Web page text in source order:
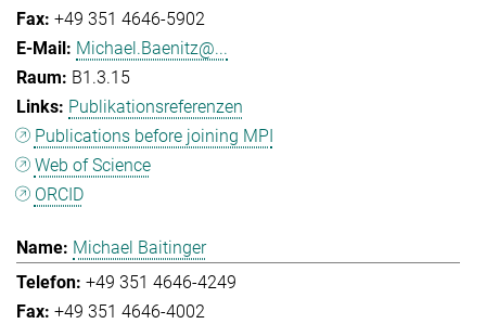
+49 351 4646-5902
Michael.Baenitz@...
B1.3.15
Publikationsreferenzen
Publications before joining MPI
Web of Science
ORCID
Michael Baitinger
+49 351 4646-4249
+49 351 4646-4002